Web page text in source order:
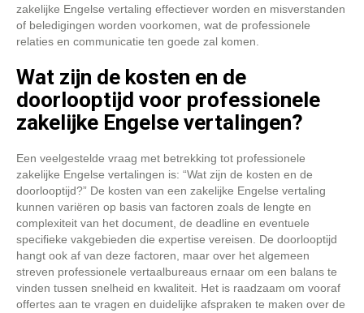
zakelijke Engelse vertaling effectiever worden en misverstanden
of beledigingen worden voorkomen, wat de professionele
relaties en communicatie ten goede zal komen.
Wat zijn de kosten en de
doorlooptijd voor professionele
zakelijke Engelse vertalingen?
Een veelgestelde vraag met betrekking tot professionele
zakelijke Engelse vertalingen is: “Wat zijn de kosten en de
doorlooptijd?” De kosten van een zakelijke Engelse vertaling
kunnen variëren op basis van factoren zoals de lengte en
complexiteit van het document, de deadline en eventuele
specifieke vakgebieden die expertise vereisen. De doorlooptijd
hangt ook af van deze factoren, maar over het algemeen
streven professionele vertaalbureaus ernaar om een balans te
vinden tussen snelheid en kwaliteit. Het is raadzaam om vooraf
offertes aan te vragen en duidelijke afspraken te maken over de